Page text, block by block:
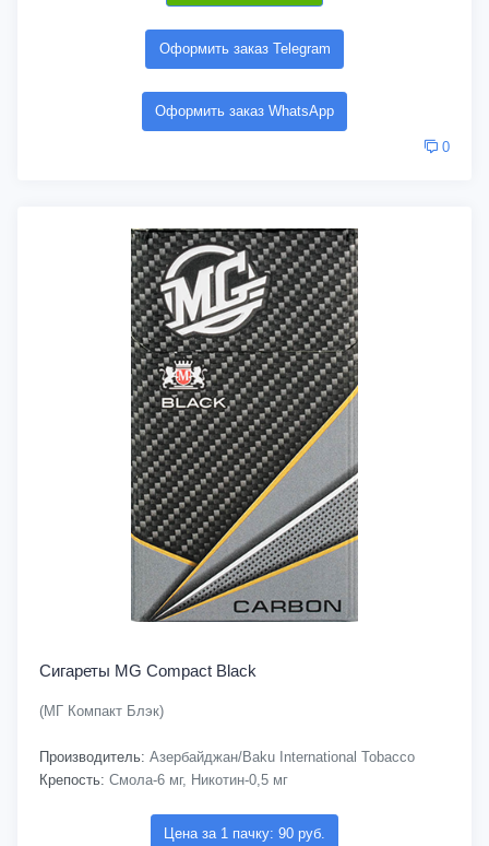
Оформить заказ Telegram
Оформить заказ WhatsApp
0
Сигареты MG Compact Black
(МГ Компакт Блэк)
Производитель: Азербайджан/Baku International Tobacco
Крепость: Смола-6 мг, Никотин-0,5 мг
Цена за 1 пачку: 90 руб.